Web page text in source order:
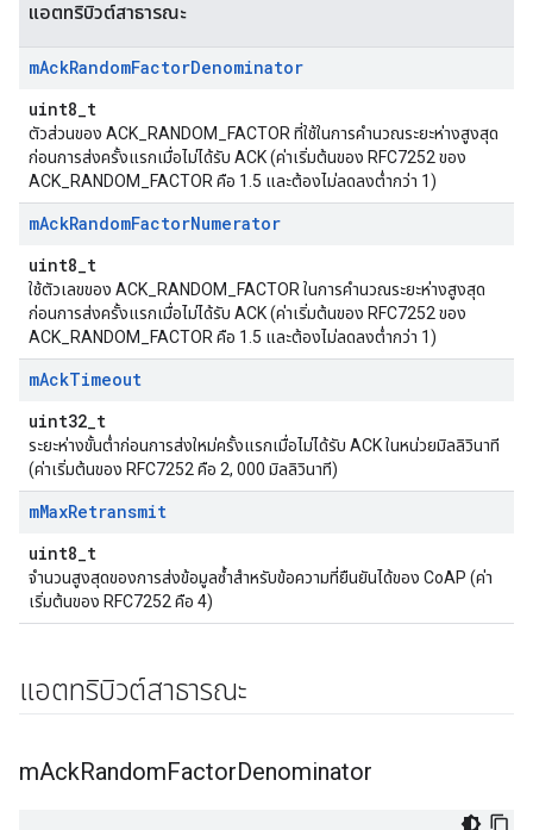
แอตทริบิวต์สาธารณะ
mAckRandomFactorDenominator
uint8_t
ตัวส่วนของ ACK_RANDOM_FACTOR ที่ใช้ในการคำนวณระยะห่างสูงสุด
ก่อนการส่งครั้งแรกเมื่อไม่ได้รับ ACK (ค่าเริ่มต้นของ RFC7252 ของ
ACK_RANDOM_FACTOR คือ 1.5 และต้องไม่ลดลงต่ำกว่า 1)
mAckRandomFactorNumerator
uint8_t
ใช้ตัวเลขของ ACK_RANDOM_FACTOR ในการคำนวณระยะห่างสูงสุด
ก่อนการส่งครั้งแรกเมื่อไม่ได้รับ ACK (ค่าเริ่มต้นของ RFC7252 ของ
ACK_RANDOM_FACTOR คือ 1.5 และต้องไม่ลดลงต่ำกว่า 1)
mAckTimeout
uint32_t
ระยะห่างขั้นต่ำก่อนการส่งใหม่ครั้งแรกเมื่อไม่ได้รับ ACK ในหน่วยมิลลิวินาที
(ค่าเริ่มต้นของ RFC7252 คือ 2, 000 มิลลิวินาที)
mMaxRetransmit
uint8_t
จำนวนสูงสุดของการส่งข้อมูลซ้ำสำหรับข้อความที่ยืนยันได้ของ CoAP (ค่า
เริ่มต้นของ RFC7252 คือ 4)
แอตทริบิวต์สาธารณะ
mAckRandomFactorDenominator